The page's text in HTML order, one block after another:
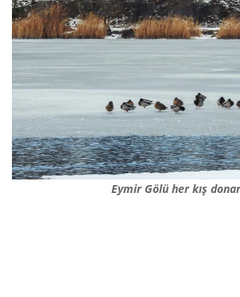
Eymir Gölü her kış